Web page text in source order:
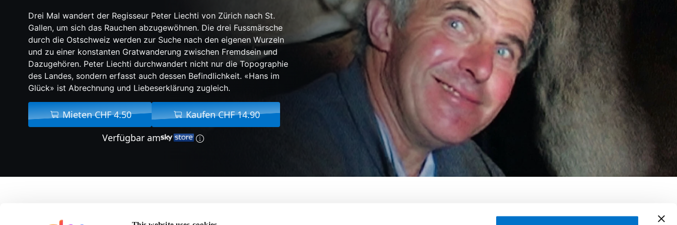
Drei Mal wandert der Regisseur Peter Liechti von Zürich nach St.
Gallen, um sich das Rauchen abzugewöhnen. Die drei Fussmärsche
durch die Ostschweiz werden zur Suche nach den eigenen Wurzeln
und zu einer konstanten Gratwanderung zwischen Fremdsein und
Dazugehören. Peter Liechti durchwandert nicht nur die Topographie
des Landes, sondern erfasst auch dessen Befindlichkeit. «Hans im
Glück» ist Abrechnung und Liebeserklärung zugleich.
Mieten CHF 4.50
Kaufen CHF 14.90
Verfügbar am